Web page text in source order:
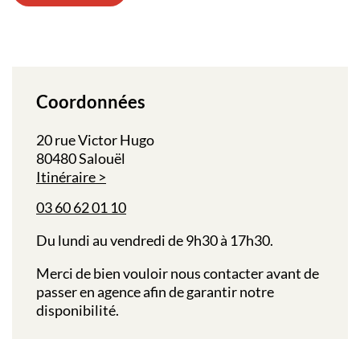
Coordonnées
20 rue Victor Hugo
80480 Salouël
Itinéraire
03 60 62 01 10
Du lundi au vendredi de 9h30 à 17h30.
Merci de bien vouloir nous contacter avant de
passer en agence afin de garantir notre
disponibilité.